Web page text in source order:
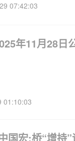
07:42:03
年11月28日
01:10:03
国宏;桥“增持